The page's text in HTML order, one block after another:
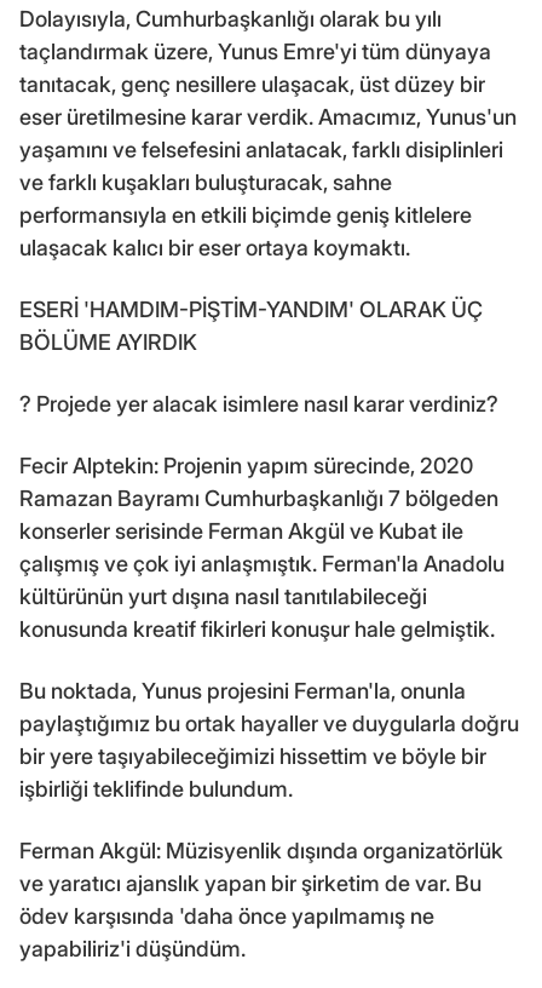
Dolayısıyla, Cumhurbaşkanlığı olarak bu yılı
taçlandırmak üzere, Yunus Emre'yi tüm dünyaya
tanıtacak, genç nesillere ulaşacak, üst düzey bir
eser üretilmesine karar verdik. Amacımız, Yunus'un
yaşamını ve felsefesini anlatacak, farklı disiplinleri
ve farklı kuşakları buluşturacak, sahne
performansıyla en etkili biçimde geniş kitlelere
ulaşacak kalıcı bir eser ortaya koymaktı.
ESERİ 'HAMDIM-PİŞTİM-YANDIM' OLARAK ÜÇ
BÖLÜME AYIRDIK
? Projede yer alacak isimlere nasıl karar verdiniz?
Fecir Alptekin: Projenin yapım sürecinde, 2020
Ramazan Bayramı Cumhurbaşkanlığı 7 bölgeden
konserler serisinde Ferman Akgül ve Kubat ile
çalışmış ve çok iyi anlaşmıştık. Ferman'la Anadolu
kültürünün yurt dışına nasıl tanıtılabileceği
konusunda kreatif fikirleri konuşur hale gelmiştik.
Bu noktada, Yunus projesini Ferman'la, onunla
paylaştığımız bu ortak hayaller ve duygularla doğru
bir yere taşıyabileceğimizi hissettim ve böyle bir
işbirliği teklifinde bulundum.
Ferman Akgül: Müzisyenlik dışında organizatörlük
ve yaratıcı ajanslık yapan bir şirketim de var. Bu
ödev karşısında 'daha önce yapılmamış ne
yapabiliriz'i düşündüm.